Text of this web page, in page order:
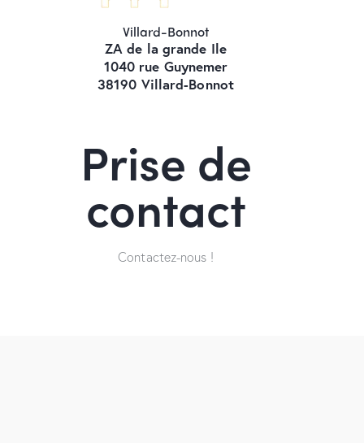
Villard-Bonnot
ZA de la grande Ile
1040 rue Guynemer
38190 Villard-Bonnot
Prise de
contact
Contactez-nous !